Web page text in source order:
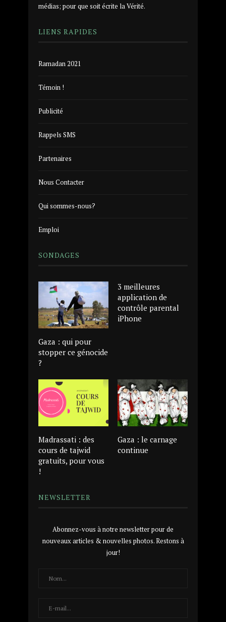
médias; pour que soit écrite la Vérité.
LIENS RAPIDES
Ramadan 2021
Témoin !
Publicité
Rappels SMS
Partenaires
Nous Contacter
Qui sommes-nous?
Emploi
SONDAGES
Gaza : qui pour
stopper ce génocide
?
3 meilleures
application de
contrôle parental
iPhone
Madrassati : des
cours de tajwid
gratuits, pour vous
!
Gaza : le carnage
continue
NEWSLETTER
Abonnez-vous à notre newsletter pour de
nouveaux articles & nouvelles photos. Restons à
jour!